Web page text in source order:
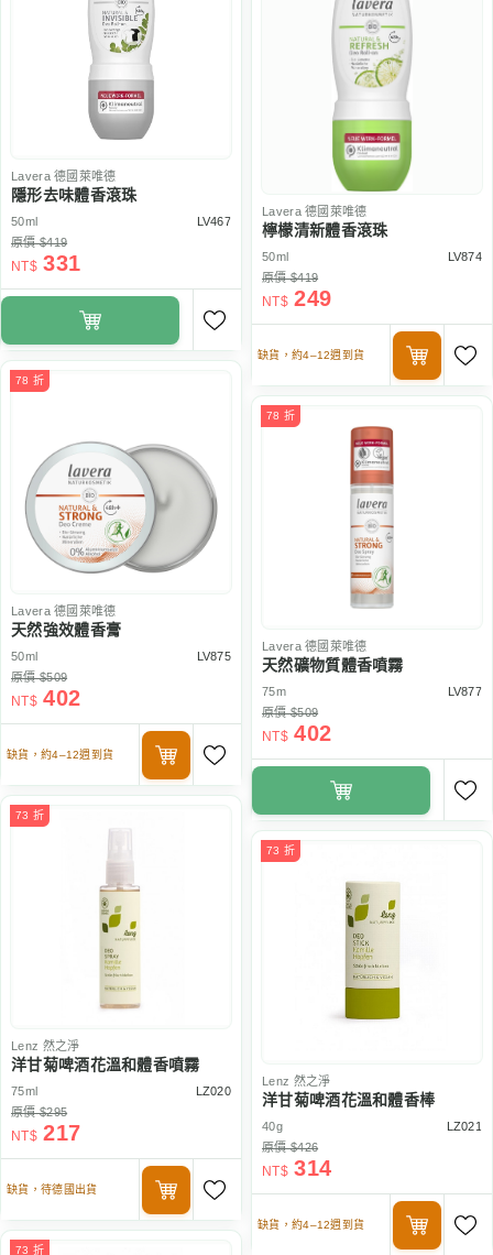
Lavera德國萊唯德
隱形去味體香滾珠
50ml
LV467
原價 $419
NT$ 331
Lavera德國萊唯德
檸檬清新體香滾珠
50ml
LV874
原價 $419
NT$ 249
缺貨，約4–12週到貨
78 折
Lavera德國萊唯德
天然強效體香膏
50ml
LV875
原價 $509
NT$ 402
缺貨，約4–12週到貨
78 折
Lavera德國萊唯德
天然礦物質體香噴霧
75m
LV877
原價 $509
NT$ 402
73 折
Lenz 然之淨
洋甘菊啤酒花溫和體香噴霧
75ml
LZ020
原價 $295
NT$ 217
缺貨，待德國出貨
73 折
Lenz 然之淨
洋甘菊啤酒花溫和體香棒
40g
LZ021
原價 $426
NT$ 314
缺貨，約4–12週到貨
73 折